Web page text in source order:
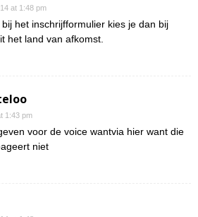
at 1:48 pm
het inschrijfformulier kies je dan bij
het land van afkomst.
1:43 pm
voor de voice wantvia hier want die
niet